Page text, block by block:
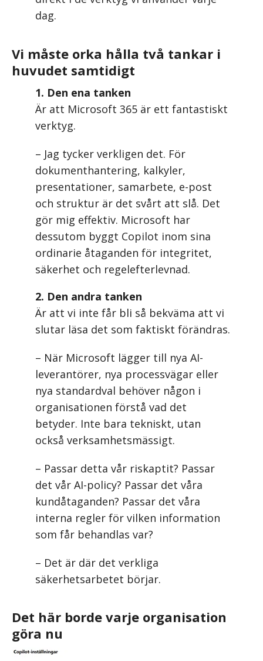
dag.
Vi måste orka hålla två tankar i
huvudet samtidigt
1. Den ena tanken
Är att Microsoft 365 är ett fantastiskt
verktyg.
– Jag tycker verkligen det. För
dokumenthantering, kalkyler,
presentationer, samarbete, e-post
och struktur är det svårt att slå. Det
gör mig effektiv. Microsoft har
dessutom byggt Copilot inom sina
ordinarie åtaganden för integritet,
säkerhet och regelefterlevnad.
2. Den andra tanken
Är att vi inte får bli så bekväma att vi
slutar läsa det som faktiskt förändras.
– När Microsoft lägger till nya AI-
leverantörer, nya processvägar eller
nya standardval behöver någon i
organisationen förstå vad det
betyder. Inte bara tekniskt, utan
också verksamhetsmässigt.
– Passar detta vår riskaptit? Passar
det vår AI-policy? Passar det våra
kundåtaganden? Passar det våra
interna regler för vilken information
som får behandlas var?
– Det är där det verkliga
säkerhetsarbetet börjar.
Det här borde varje organisation
göra nu